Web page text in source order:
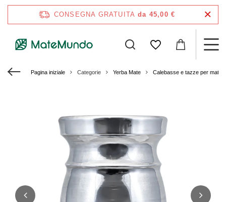
CONSEGNA GRATUITA da 45,00 €
Pagina iniziale Categorie Yerba Mate Calebasse e tazze per mate